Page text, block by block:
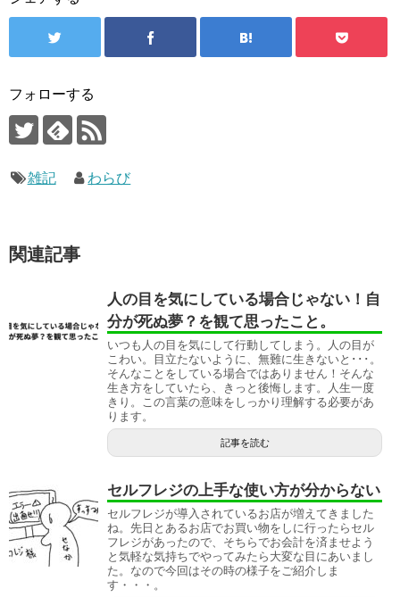
フォローする
雑記 わらび
関連記事
人の目を気にしている場合じゃない！自
分が死ぬ夢？を観て思ったこと。
いつも人の目を気にして行動してしまう。人の目が
こわい。目立たないように、無難に生きないと･･･。
そんなことをしている場合ではありません！そんな
生き方をしていたら、きっと後悔します。人生一度
きり。この言葉の意味をしっかり理解する必要があ
ります。
記事を読む
セルフレジの上手な使い方が分からない
セルフレジが導入されているお店が増えてきました
ね。先日とあるお店でお買い物をしに行ったらセル
フレジがあったので、そちらでお会計を済ませよう
と気軽な気持ちでやってみたら大変な目にあいまし
た。なので今回はその時の様子をご紹介しま
す・・・。